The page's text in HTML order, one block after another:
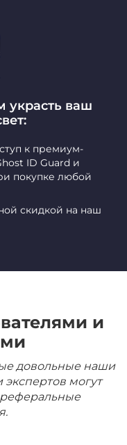
украсть ваш
к премиум-
ID Guard и
покупке любой
скидкой на наш
и
довольные наши
могут
реферальные